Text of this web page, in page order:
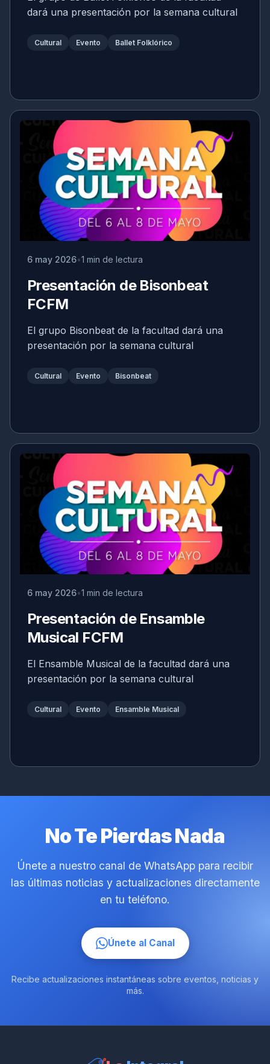
dará una presentación por la semana cultural
Cultural Evento Ballet Folklórico
6 may 2026 1 min de lectura
Presentación de Bisonbeat
FCFM
El grupo Bisonbeat de la facultad dará una
presentación por la semana cultural
Cultural Evento Bisonbeat
6 may 2026 1 min de lectura
Presentación de Ensamble
Musical FCFM
El Ensamble Musical de la facultad dará una
presentación por la semana cultural
Cultural Evento Ensamble Musical
No Te Pierdas Nada
Únete a nuestro canal de WhatsApp para recibir
las últimas noticias y actualizaciones directamente
en tu teléfono.
Únete al Canal
Recibe actualizaciones instantáneas sobre eventos, noticias y
más.